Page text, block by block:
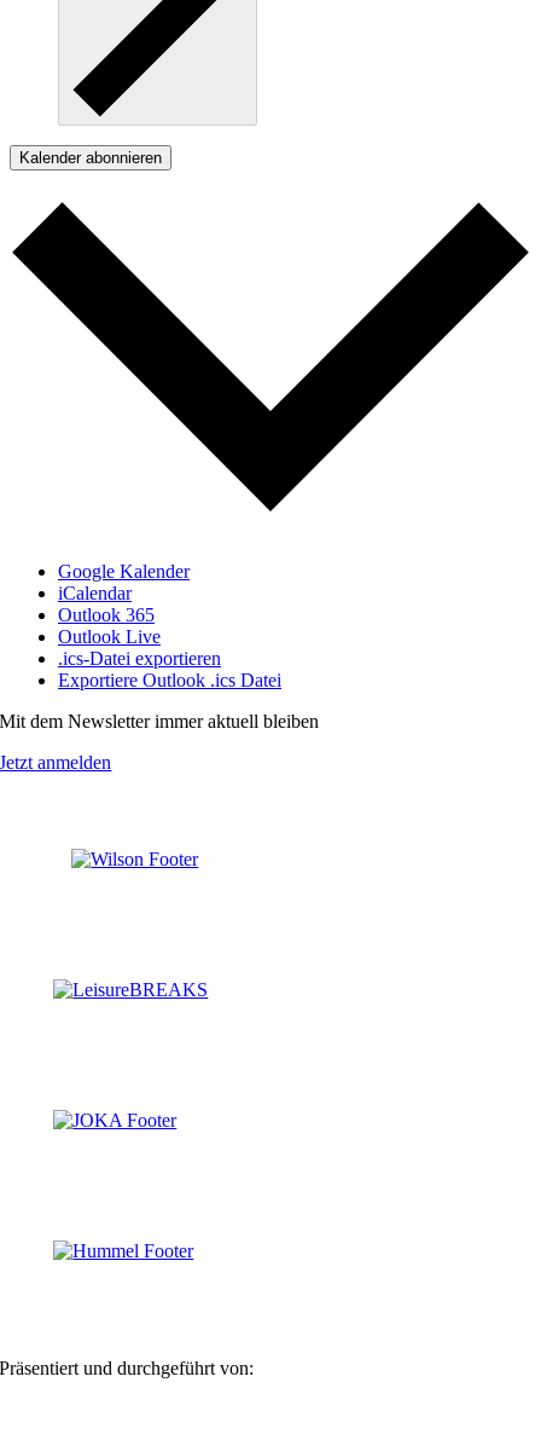
Kalender abonnieren
Google Kalender
iCalendar
Outlook 365
Outlook Live
.ics-Datei exportieren
Exportiere Outlook .ics Datei
Mit dem Newsletter immer aktuell bleiben
Jetzt anmelden
Präsentiert und durchgeführt von: